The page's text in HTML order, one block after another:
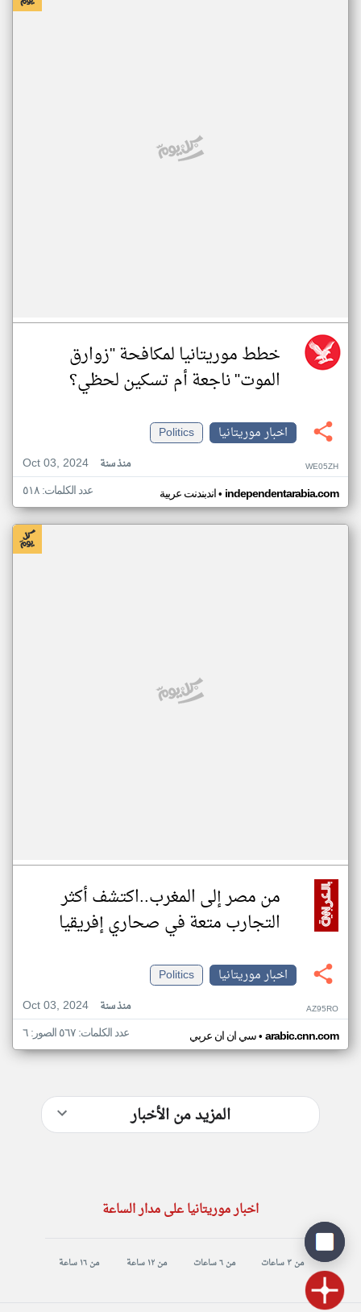
خطط موريتانيا لمكافحة "زوارق
الموت" ناجعة أم تسكين لحظي؟
اخبار موريتانيا
Politics
Oct 03, 2024
منذ سنة WE05ZH
اندبندنت عربية• independentarabia.com عدد الكلمات: ٥١٨
من مصر إلى المغرب..اكتشف أكثر
التجارب متعة في صحاري إفريقيا
اخبار موريتانيا
Politics
Oct 03, 2024
منذ سنة AZ95RO
سي ان ان عربي• arabic.cnn.com عدد الكلمات: ٥٦٧ الصور: ٦
المزيد من الأخبار
اخبار موريتانيا على مدار الساعة
من ٣ ساعات من ٦ ساعات من ١٢ ساعة من ١٦ ساعة